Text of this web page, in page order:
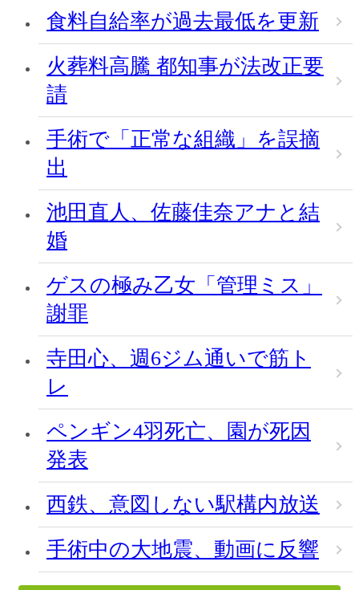
食料自給率が過去最低を更新
火葬料高騰 都知事が法改正要
請
手術で「正常な組織」を誤摘
出
池田直人、佐藤佳奈アナと結
婚
ゲスの極み乙女「管理ミス」
謝罪
寺田心、週6ジム通いで筋ト
レ
ペンギン4羽死亡、園が死因
発表
西鉄、意図しない駅構内放送
手術中の大地震、動画に反響